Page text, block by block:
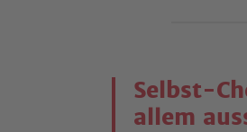
Selbst-
allem